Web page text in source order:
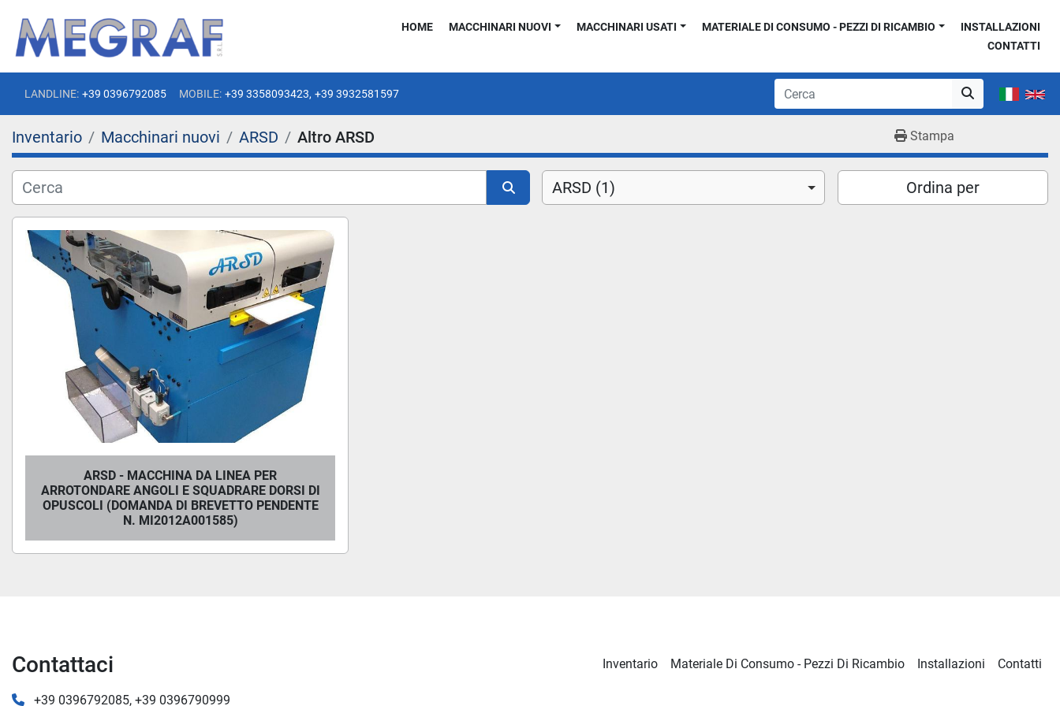
HOME MACCHINARI NUOVI MACCHINARI USATI MATERIALE DI CONSUMO - PEZZI DI RICAMBIO
INSTALLAZIONI
CONTATTI
LANDLINE: +39 0396792085 MOBILE: +39 3358093423, +39 3932581597
Inventario Macchinari nuovi ARSD Altro ARSD Stampa
ARSD (1) Ordina per
ARSD - MACCHINA DA LINEA PER
ARROTONDARE ANGOLI E SQUADRARE DORSI DI
OPUSCOLI (DOMANDA DI BREVETTO PENDENTE
N. MI2012A001585)
Contattaci
+39 0396792085, +39 0396790999
Inventario Materiale Di Consumo - Pezzi Di Ricambio Installazioni Contatti